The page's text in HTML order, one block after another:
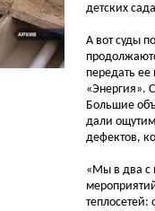
детских
А вот суды
передать
«Энергия».
Большие
дали
дефектов,
«Мы в два с
теплосетей: